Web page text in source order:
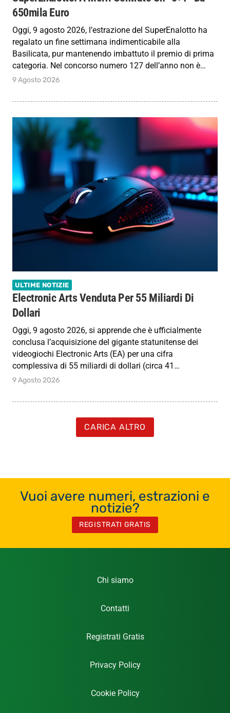
650mila Euro
Oggi, 9 agosto 2026, l’estrazione del SuperEnalotto ha
regalato un fine settimana indimenticabile alla
Basilicata, pur mantenendo imbattuto il premio di prima
categoria. Nel concorso numero 127 dell’anno non è…
9 Agosto 2026
ULTIME NOTIZIE
Electronic Arts Venduta Per 55 Miliardi Di
Dollari
Oggi, 9 agosto 2026, si apprende che è ufficialmente
conclusa l’acquisizione del gigante statunitense dei
videogiochi Electronic Arts (EA) per una cifra
complessiva di 55 miliardi di dollari (circa 41…
9 Agosto 2026
CARICA ALTRO
Vuoi avere numeri, estrazioni e
notizie?
REGISTRATI GRATIS
Chi siamo
Contatti
Registrati Gratis
Privacy Policy
Cookie Policy